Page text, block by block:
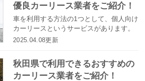
優良カーリース業者をご紹介！
車を利用する方法の1つとして、個人向け
カーリースというサービスがあります。
このカーリースは、新しいスタイルの車
は日本中で利用することができるサービ
スです。ここでは大阪で利用できる、お
2025.04.08更新
秋田県で利用できるおすすめの
カーリース業者をご紹介！